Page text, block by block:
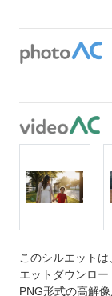
このシルエット
エットダウンロ
PNG形式の高解